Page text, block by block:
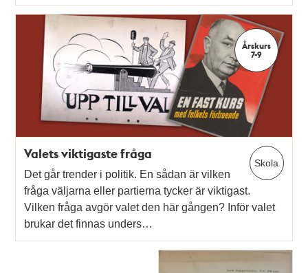
Årskurs
7-9
Skola
Valets viktigaste fråga
Det går trender i politik. En sådan är vilken
fråga väljarna eller partierna tycker är viktigast.
Vilken fråga avgör valet den här gången? Inför valet
brukar det finnas unders…